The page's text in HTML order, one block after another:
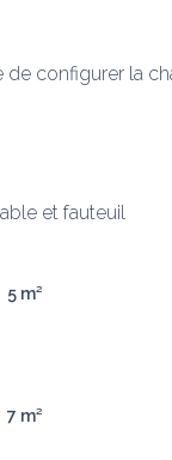
configurer la
et fauteuil
5 m²
7 m²